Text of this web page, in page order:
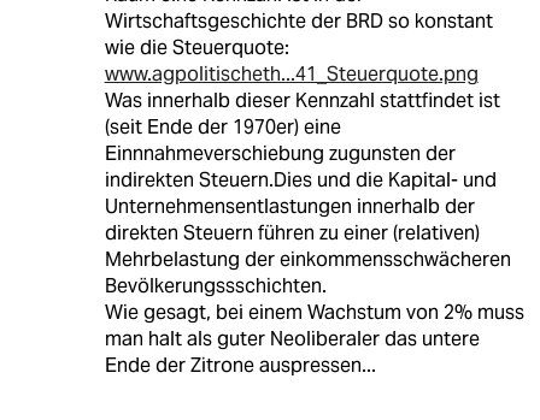
Wirtschaftsgeschichte der BRD so konstant
wie die Steuerquote:
www.agpolitischeth...41_Steuerquote.png
Was innerhalb dieser Kennzahl stattfindet ist
(seit Ende der 1970er) eine
Einnnahmeverschiebung zugunsten der
indirekten Steuern.Dies und die Kapital- und
Unternehmensentlastungen innerhalb der
direkten Steuern führen zu einer (relativen)
Mehrbelastung der einkommensschwächeren
Bevölkerungssschichten.
Wie gesagt, bei einem Wachstum von 2% muss
man halt als guter Neoliberaler das untere
Ende der Zitrone auspressen...